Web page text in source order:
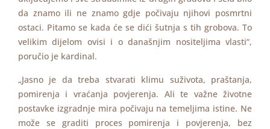
da znamo ili ne znamo gdje počivaju njihovi posmrtni
ostaci. Pitamo se kada će se dići šutnja s tih grobova. To
velikim dijelom ovisi i o današnjim nositeljima vlasti“,
poručio je kardinal.
„Jasno je da treba stvarati klimu suživota, praštanja,
pomirenja i vraćanja povjerenja. Ali te važne životne
postavke izgradnje mira počivaju na temeljima istine. Ne
može se graditi proces pomirenja i povjerenja, bez